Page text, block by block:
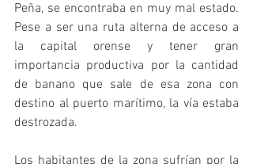
Peña, se encontraba en muy mal estado.
Pese a ser una ruta alterna de acceso a
la capital orense y tener gran
importancia productiva por la cantidad
de banano que sale de esa zona con
destino al puerto marítimo, la vía estaba
destrozada.